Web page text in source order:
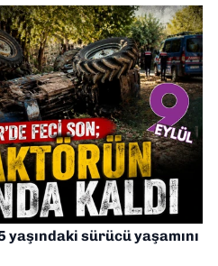
yaşındaki sürücü yaşamını